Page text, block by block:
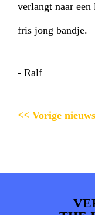
verlangt naar een
fris jong bandje.
- Ralf
<< Vorige nieuws